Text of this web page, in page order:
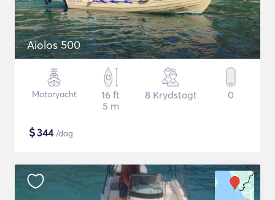
Aiolos 500
Motoryacht
16 ft
5 m
8 Krydstogt 0
$344/dag